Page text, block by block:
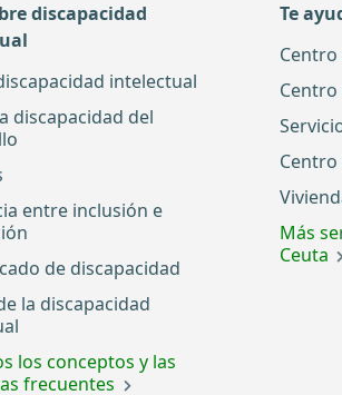
discapacidad
intelectual
discapacidad del
entre inclusión e
de discapacidad
la discapacidad
los conceptos y las
frecuentes
Te
Centro
Centro
Más
Ceuta